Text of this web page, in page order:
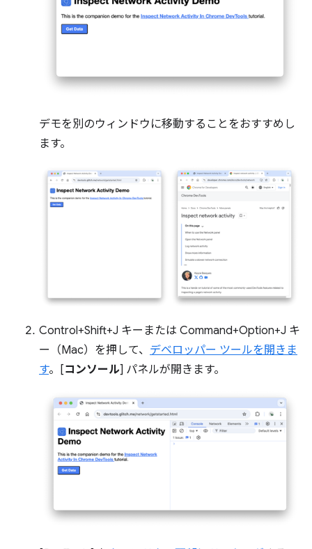
デモを別のウィンドウに移動することをおすすめし
ます。
Control+Shift+J キーまたは Command+Option+J キ
ー（Mac）を押して、 デベロッパー ツールを開きま
す。[コンソール] パネルが開きます。